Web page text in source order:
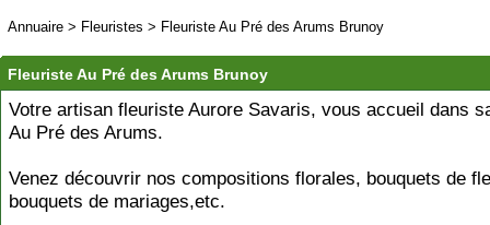
Annuaire > Fleuristes > Fleuriste Au Pré des Arums Brunoy
Fleuriste Au Pré des Arums Brunoy
Votre artisan fleuriste Aurore Savaris, vous accueil dans
Au Pré des Arums.
Venez découvrir nos compositions florales, bouquets de
bouquets de mariages,etc.